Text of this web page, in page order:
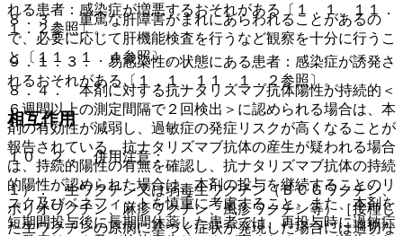
れる患者：感染症が増悪するおそれがある〔１．１、１１．
１．２参照〕。
９．１．３． 易感染性の状態にある患者：感染症が誘発さ
れるおそれがある〔１．１、１１．１．２参照〕。
相互作用
１０．２． 併用注意：
１）． 生ワクチン又は弱毒生ワクチン（ＢＣＧワクチン、
ポリオワクチン、麻疹ワクチン、風疹ワクチン等）［接種し
た生ワクチンの原病に基づく症状が発現した場合には適切な
８．３． 重篤な肝障害がまれにあらわれることがあるの
で、必要に応じて肝機能検査を行うなど観察を十分に行うこ
と〔１１．１．４参照〕。
８．４． 本剤に対する抗ナタリズマブ抗体陽性が持続的＜
６週間以上の測定間隔で２回検出＞に認められる場合は、本
剤の有効性が減弱し、過敏症の発症リスクが高くなることが
報告されている。抗ナタリズマブ抗体の産生が疑われる場合
は、持続的陽性の有無を確認し、抗ナタリズマブ抗体の持続
的陽性が認められた場合は、本剤の投与を継続することのリ
スク及びベネフィットを慎重に考慮すること。また、本剤を
短期間投与後に長期間休薬した患者では、再投与時に過敏症